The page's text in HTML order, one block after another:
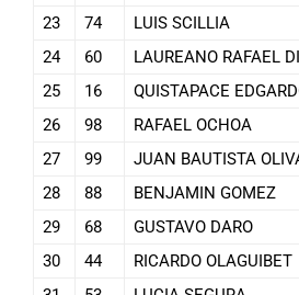
23
74 LUIS SCILLIA
24
60 LAUREANO RAFAEL
25
16 QUISTAPACE
26
98 RAFAEL OCHOA
27
99 JUAN BAUTISTA
28
88 BENJAMIN GOMEZ
29
68 GUSTAVO DARO
30
44 RICARDO OLAGUIBET